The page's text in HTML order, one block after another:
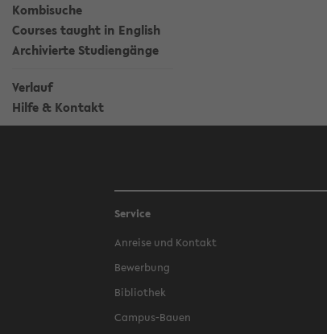
Kombisuche
Courses taught in English
Archivierte Studiengänge
Verlauf
Hilfe & Kontakt
Service
Anreise und Kontakt
Bewerbung
Bibliothek
Campus-Bauen